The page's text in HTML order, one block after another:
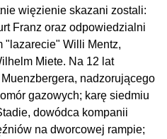
więzienie skazani zostali:
Franz oraz odpowiedzialni
"lazarecie" Willi Mentz,
Miete. Na 12 lat
nadzorującego
gazowych; karę siedmiu
dowódca kompanii
na dworcowej rampie;